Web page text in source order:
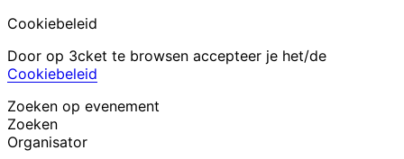
Cookiebeleid
Door op 3cket te browsen accepteer je het/de
Cookiebeleid
Zoeken op evenement
Zoeken
Organisator